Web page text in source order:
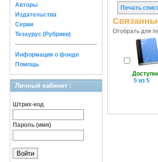
Авторы
Издательства
Серии
Тезаурус (Рубрики)
Информация о фонде
Помощь
Личный кабинет :
Штрих-код
Пароль (имя)
Печать
Отобрать для
5 из 5